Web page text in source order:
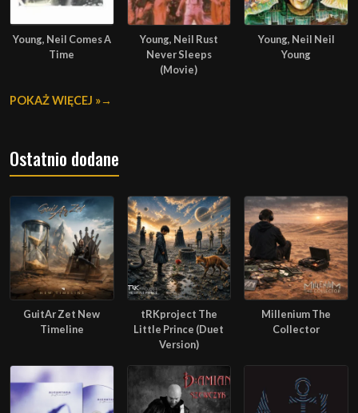
Young, Neil Comes A
Time
Young, Neil Rust
Never Sleeps
(Movie)
Young, Neil Neil
Young
POKAŻ WIĘCEJ »
Ostatnio dodane
GuitAr Zet New
Timeline
tRKproject The
Little Prince (Duet
Version)
Millenium The
Collector